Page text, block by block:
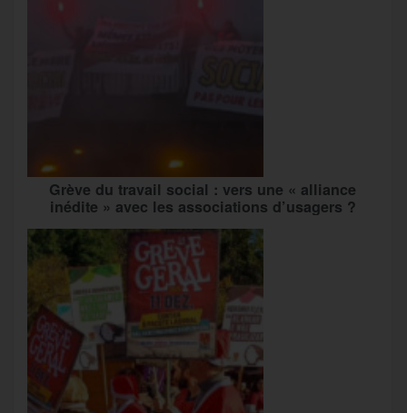
Grève du travail social : vers une « alliance
inédite » avec les associations d’usagers ?